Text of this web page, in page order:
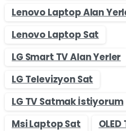
Lenovo Laptop Alan
Lenovo Laptop Sat
LG Smart TV Alan Yerler
LG Televizyon Sat
LG TV Satmak İstiyorum
Msi Laptop Sat